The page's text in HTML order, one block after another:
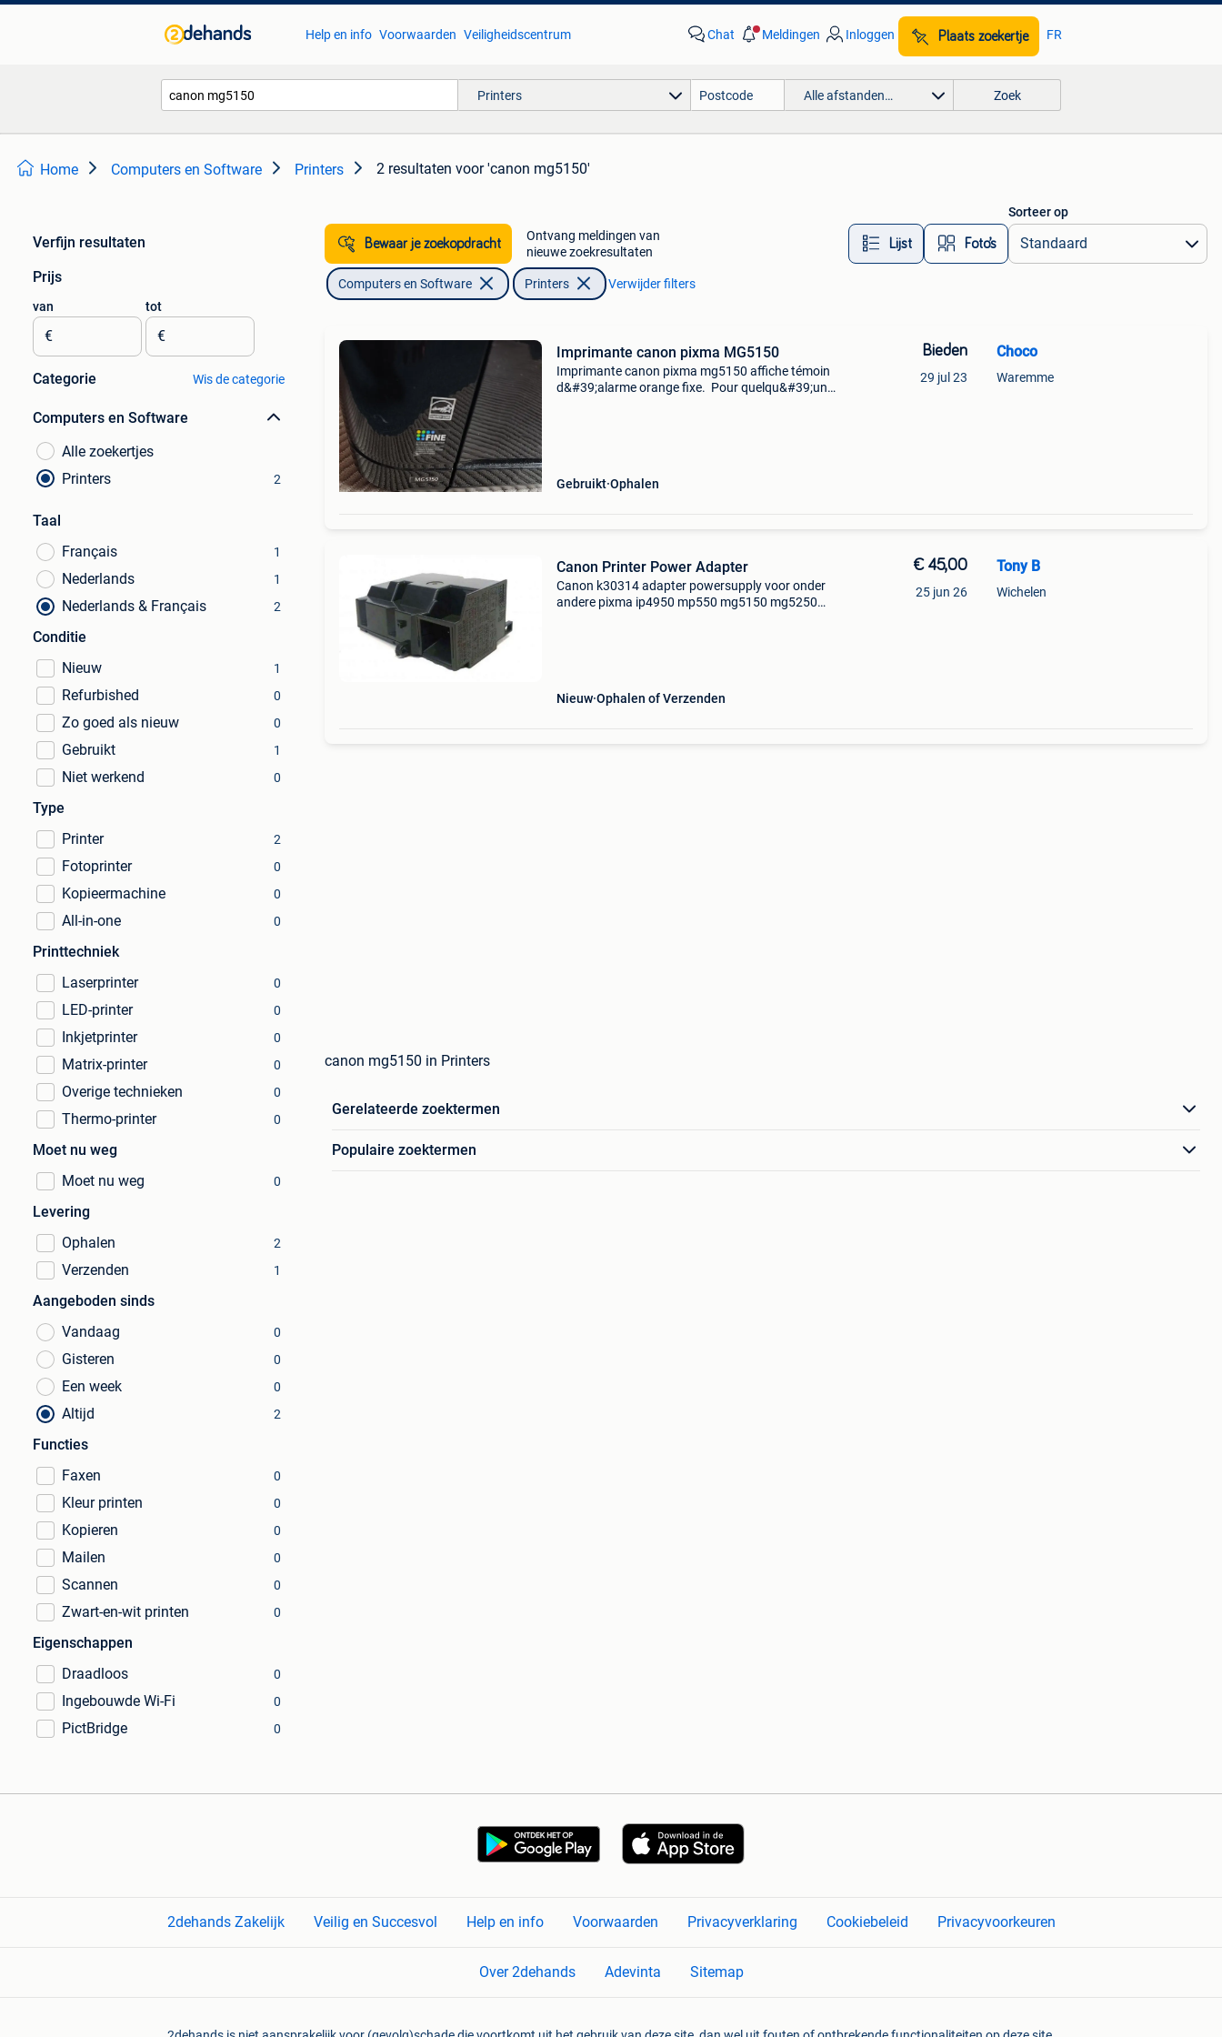
Help en info Voorwaarden Veiligheidscentrum Chat Meldingen Inloggen Plaats zoekertje FR
Printers Alle afstanden… Zoek
Home Computers en Software Printers 2 resultaten voor 'canon mg5150'
Verfijn resultaten
Prijs
van
€
tot
€
Categorie Wis de categorie
Computers en Software
Alle zoekertjes
Printers
2
Taal
Français
1
Nederlands 1
Nederlands & Français 2
Conditie
Nieuw
1
Refurbished 0
Zo goed als nieuw 0
Gebruikt 1
Niet werkend 0
Type
Printer
2
Fotoprinter 0
Kopieermachine 0
All-in-one 0
Printtechniek
Laserprinter
0
LED-printer 0
Inkjetprinter 0
Matrix-printer 0
Overige technieken 0
Thermo-printer 0
Moet nu weg
Moet nu weg
0
Levering
Ophalen
2
Verzenden 1
Aangeboden sinds
Vandaag
0
Gisteren 0
Een week 0
Altijd 2
Functies
Faxen
0
Kleur printen 0
Kopieren 0
Mailen 0
Scannen 0
Zwart-en-wit printen 0
Eigenschappen
Draadloos
0
Ingebouwde Wi-Fi 0
PictBridge 0
Bewaar je zoekopdracht
Ontvang meldingen van
nieuwe zoekresultaten
Lijst Foto’s
Sorteer op
Computers en Software Printers Verwijder filters
Imprimante canon pixma MG5150
Imprimante canon pixma mg5150 affiche témoin
d&#39;alarme orange fixe. Pour quelqu&#39;un
Gebruikt Ophalen
Bieden
29 jul 23
Choco
Waremme
Canon Printer Power Adapter
Canon k30314 adapter powersupply voor onder
andere pixma ip4950 mp550 mg5150 mg5250
Nieuw Ophalen of Verzenden
€ 45,00
25 jun 26
Tony B
Wichelen
canon mg5150 in Printers
Gerelateerde zoektermen
Populaire zoektermen
2dehands Zakelijk Veilig en Succesvol Help en info Voorwaarden Privacyverklaring Cookiebeleid Privacyvoorkeuren
Over 2dehands Adevinta Sitemap